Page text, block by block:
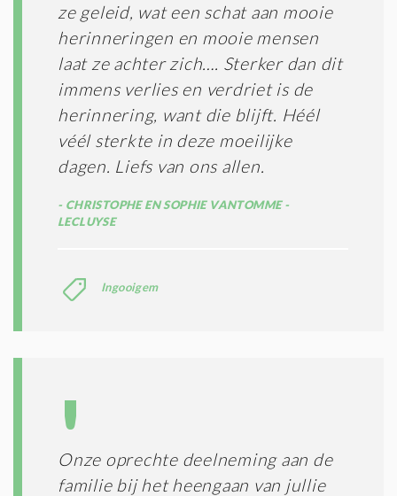
ze geleid, wat een schat aan mooie
herinneringen en mooie mensen
laat ze achter zich…. Sterker dan dit
immens verlies en verdriet is de
herinnering, want die blijft. Héél
véél sterkte in deze moeilijke
dagen. Liefs van ons allen.
CHRISTOPHE EN SOPHIE VANTOMME -
LECLUYSE
Ingooigem
Onze oprechte deelneming aan de
familie bij het heengaan van jullie